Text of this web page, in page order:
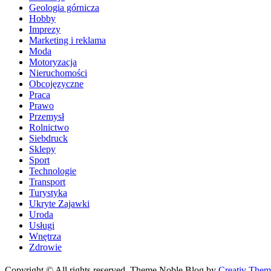
Geologia górnicza
Hobby
Imprezy
Marketing i reklama
Moda
Motoryzacja
Nieruchomości
Obcojęzyczne
Praca
Prawo
Przemysł
Rolnictwo
Siebdruck
Sklepy
Sport
Technologie
Transport
Turystyka
Ukryte Zajawki
Uroda
Usługi
Wnętrza
Zdrowie